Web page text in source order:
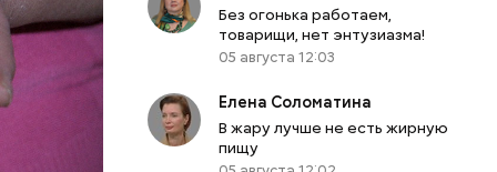
Без огонька работаем,
товарищи, нет энтузиазма!
05 августа 12:03
Елена Соломатина
В жару лучше не есть жирную
пищу